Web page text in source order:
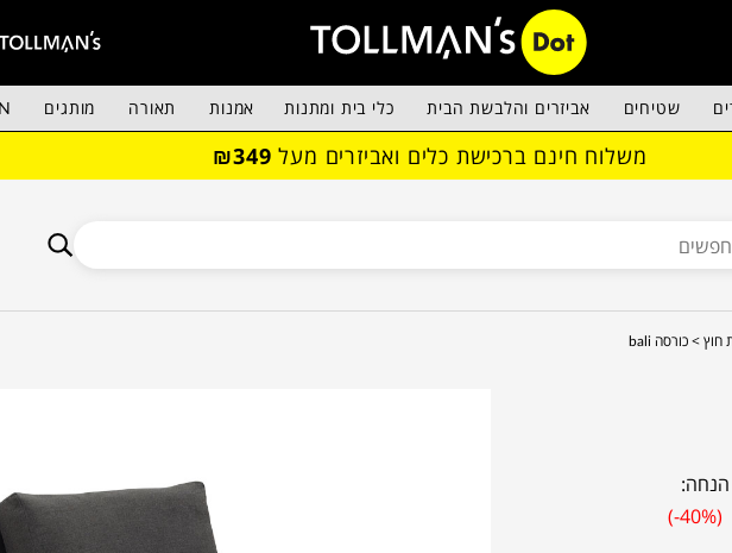
שטיחים אביזרים והלבשת הבית כלי בית ומתנות אמנות תאורה מותגים
משלוח חינם ברכישת כלים ואביזרים מעל ₪349
חוץ > כורסה bali
(-40%)